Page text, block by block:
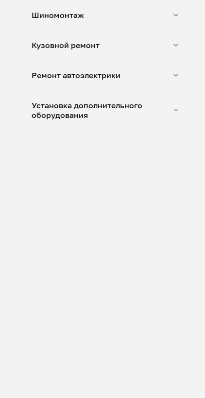
Шиномонтаж
Кузовной ремонт
Ремонт автоэлектрики
Установка дополнительного
оборудования